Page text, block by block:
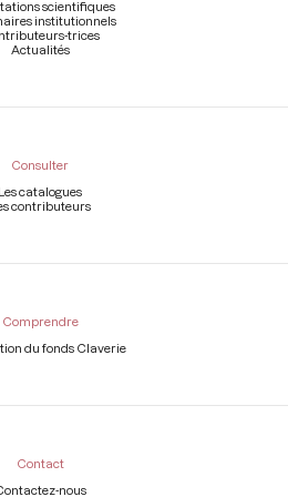
scientifiques
institutionnels
trices
Actualités
Consulter
Les catalogues
contributeurs
Comprendre
du fonds Claverie
Contact
nous